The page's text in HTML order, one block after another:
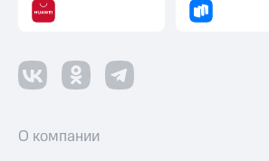
Акции
и
Все
О компании